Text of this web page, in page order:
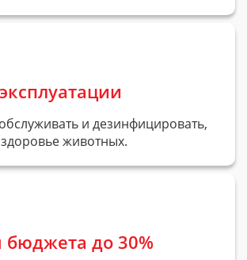
и дезинфицировать,
животных.
до 30%